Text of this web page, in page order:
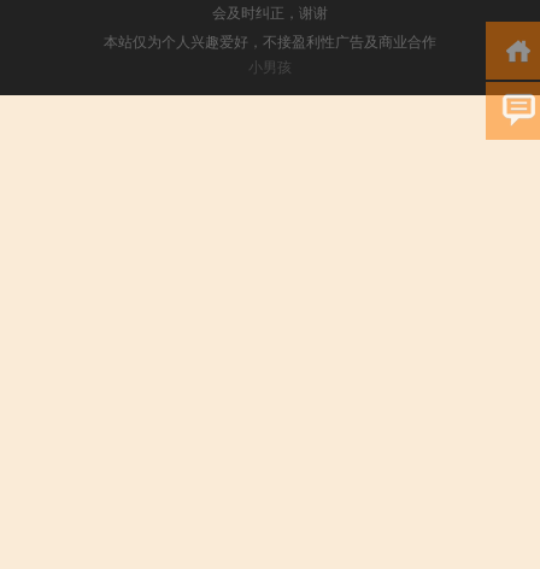
会及时纠正，谢谢
本站仅为个人兴趣爱好，不接盈利性广告及商业合作
小男孩